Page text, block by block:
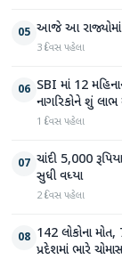
05 આજે આ રાજ્યોમાં
3 દિવસ પહેલા
06 SBI માં 12
નાગરિકોને શું
1 દિવસ પહેલા
07 ચાંદી 5,000
સુધી વધ્યા
2 દિવસ પહેલા
08 142 લોકોના
પ્રદેશમાં ભારે